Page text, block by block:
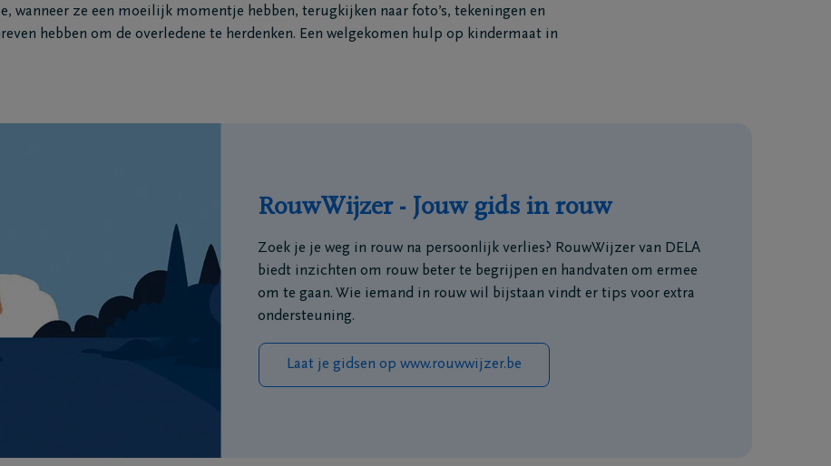
wanneer ze een moeilijk momentje hebben, terugkijken naar foto’s, tekeningen en
hebben om de overledene te herdenken. Een welgekomen hulp op kindermaat in
RouwWijzer - Jouw gids in rouw
Zoek je je weg in rouw na persoonlijk verlies? RouwWijzer van DELA
biedt inzichten om rouw beter te begrijpen en handvaten om ermee
om te gaan. Wie iemand in rouw wil bijstaan vindt er tips voor extra
ondersteuning.
Laat je gidsen op www.rouwwijzer.be